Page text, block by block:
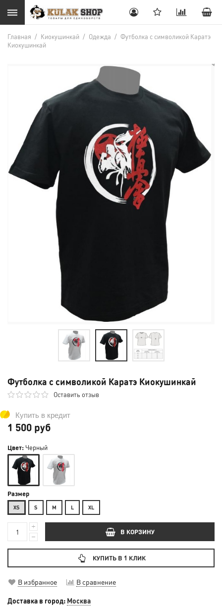
Главная / Киокушинкай / Одежда / Футболка с символикой Каратэ
Киокушинкай
Футболка с символикой Каратэ Киокушинкай
Оставить отзыв
Купить в кредит
1 500 руб
Цвет: Черный
Размер
XS S М L XL
В КОРЗИНУ
КУПИТЬ В 1 КЛИК
В избранное В сравнение
Доставка в город: Москва